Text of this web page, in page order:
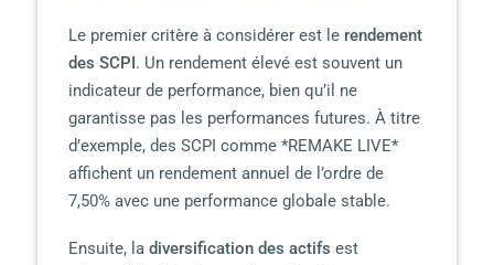
Le premier critère à considérer est le rendement
des SCPI. Un rendement élevé est souvent un
indicateur de performance, bien qu’il ne
garantisse pas les performances futures. À titre
d’exemple, des SCPI comme *REMAKE LIVE*
affichent un rendement annuel de l’ordre de
7,50% avec une performance globale stable.
Ensuite, la diversification des actifs est